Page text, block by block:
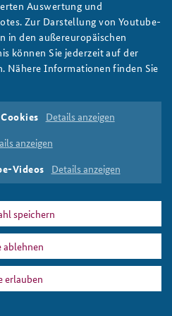
Auswertung und
Zur Darstellung von Youtube-
in den außereuropäischen
können Sie jederzeit auf der
Nähere Informationen finden Sie
Details anzeigen
anzeigen
Videos Details anzeigen
speichern
ablehnen
erlauben